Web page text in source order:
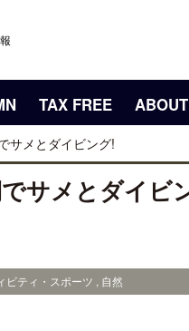
TAX FREE
サメとダイビング!
サメとダイビ
ビティ・スポーツ , 自然